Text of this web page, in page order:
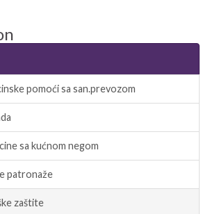
pomoći sa san.prevozom
sa kućnom negom
patronaže
zaštite